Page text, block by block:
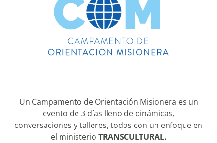
Un Campamento de Orientación Misionera es un
evento de 3 días lleno de dinámicas,
conversaciones y talleres, todos con un enfoque en
el ministerio TRANSCULTURAL.